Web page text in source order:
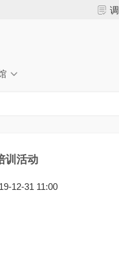
训活动
12-31 11:00